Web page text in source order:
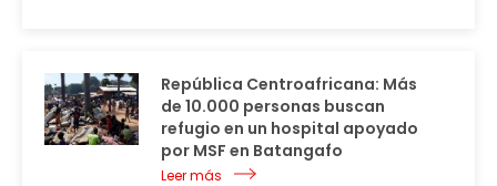
República Centroafricana: Más
de 10.000 personas buscan
refugio en un hospital apoyado
por MSF en Batangafo
Leer más